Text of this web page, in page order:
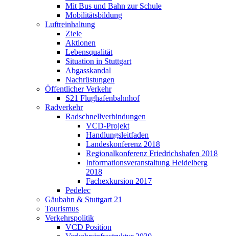
Mit Bus und Bahn zur Schule
Mobilitätsbildung
Luftreinhaltung
Ziele
Aktionen
Lebensqualität
Situation in Stuttgart
Abgasskandal
Nachrüstungen
Öffentlicher Verkehr
S21 Flughafenbahnhof
Radverkehr
Radschnellverbindungen
VCD-Projekt
Handlungsleitfaden
Landeskonferenz 2018
Regionalkonferenz Friedrichshafen 2018
Informationsveranstaltung Heidelberg
2018
Fachexkursion 2017
Pedelec
Gäubahn & Stuttgart 21
Tourismus
Verkehrspolitik
VCD Position